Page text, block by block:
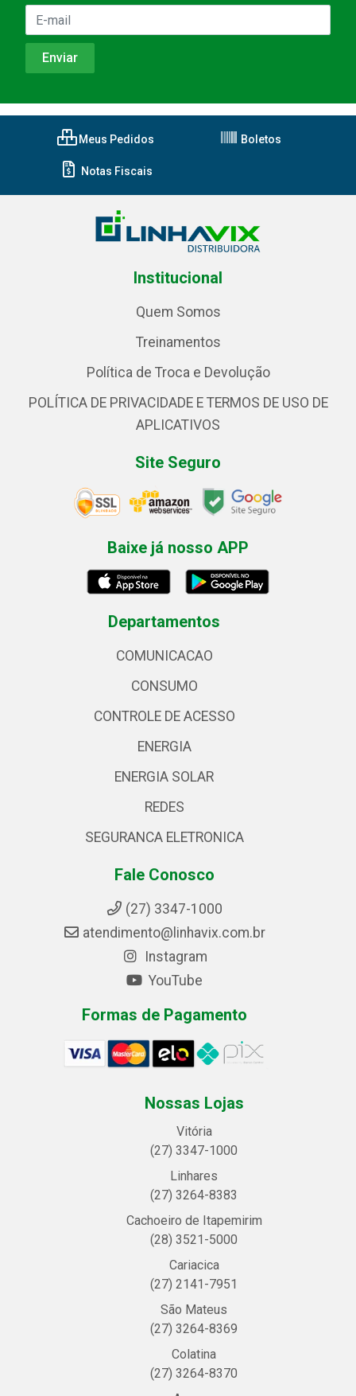
Meus Pedidos Boletos
Notas Fiscais
Institucional
Quem Somos
Treinamentos
Política de Troca e Devolução
POLÍTICA DE PRIVACIDADE E TERMOS DE USO DE
APLICATIVOS
Site Seguro
Baixe já nosso APP
Departamentos
COMUNICACAO
CONSUMO
CONTROLE DE ACESSO
ENERGIA
ENERGIA SOLAR
REDES
SEGURANCA ELETRONICA
Fale Conosco
(27) 3347-1000
atendimento@linhavix.com.br
Instagram
YouTube
Formas de Pagamento
Nossas Lojas
Vitória
(27) 3347-1000
Linhares
(27) 3264-8383
Cachoeiro de Itapemirim
(28) 3521-5000
Cariacica
(27) 2141-7951
São Mateus
(27) 3264-8369
Colatina
(27) 3264-8370